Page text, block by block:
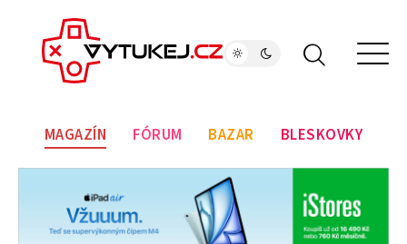
MAGAZÍN FÓRUM BAZAR BLESKOVKY